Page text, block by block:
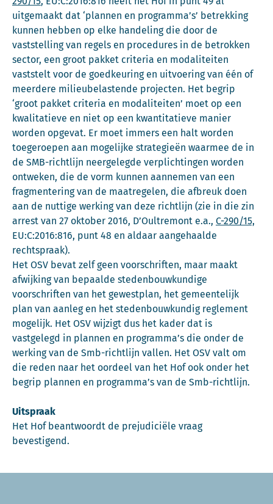
uitgemaakt dat ‘plannen en programma’s’ betrekking
kunnen hebben op elke handeling die door de
vaststelling van regels en procedures in de betrokken
sector, een groot pakket criteria en modaliteiten
vaststelt voor de goedkeuring en uitvoering van één of
meerdere milieubelastende projecten. Het begrip
‘groot pakket criteria en modaliteiten’ moet op een
kwalitatieve en niet op een kwantitatieve manier
worden opgevat. Er moet immers een halt worden
toegeroepen aan mogelijke strategieën waarmee de in
de SMB-richtlijn neergelegde verplichtingen worden
ontweken, die de vorm kunnen aannemen van een
fragmentering van de maatregelen, die afbreuk doen
aan de nuttige werking van deze richtlijn (zie in die zin
arrest van 27 oktober 2016, D’Oultremont e.a., C-290/15,
EU:C:2016:816, punt 48 en aldaar aangehaalde
rechtspraak).
Het OSV bevat zelf geen voorschriften, maar maakt
afwijking van bepaalde stedenbouwkundige
voorschriften van het gewestplan, het gemeentelijk
plan van aanleg en het stedenbouwkundig reglement
mogelijk. Het OSV wijzigt dus het kader dat is
vastgelegd in plannen en programma’s die onder de
werking van de Smb-richtlijn vallen. Het OSV valt om
die reden naar het oordeel van het Hof ook onder het
begrip plannen en programma’s van de Smb-richtlijn.
Uitspraak
Het Hof beantwoordt de prejudiciële vraag
bevestigend.